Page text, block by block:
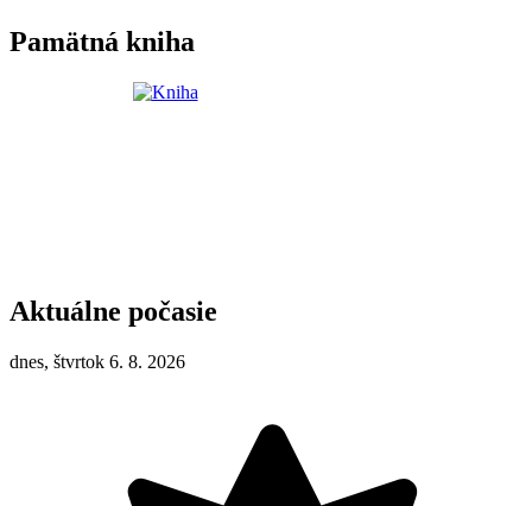
Pamätná kniha
Aktuálne počasie
dnes, štvrtok 6. 8. 2026